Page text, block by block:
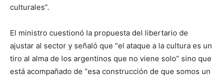
culturales”.
El ministro cuestionó la propuesta del libertario de
ajustar al sector y señaló que “el ataque a la cultura es un
tiro al alma de los argentinos que no viene solo” sino que
está acompañado de “esa construcción de que somos un